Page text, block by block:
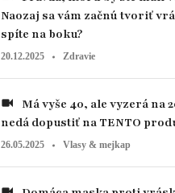
Naozaj sa vám začnú tvoriť
spíte na boku?
20.12.2025 Zdravie
nedá dopustiť na TENTO
26.05.2025 Vlasy & mejkap